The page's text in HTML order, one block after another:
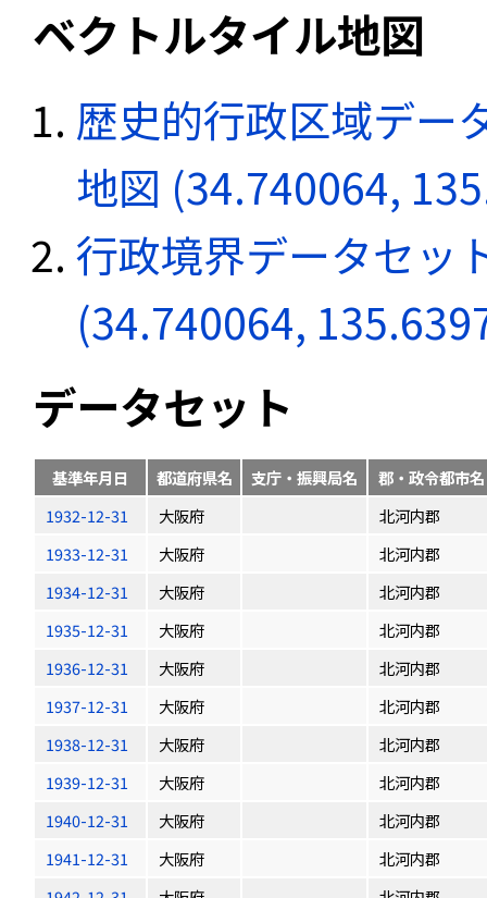
ベクトルタイル地図
歴史的行政区域デー
地図 (34.740064,
行政境界データセッ
(34.740064,
データセット
基準年月日 都道府県名 支庁・振興局名
郡・政令都市名
1932-12-31
大阪府
北河内郡
1933-12-31
大阪府
北河内郡
1934-12-31
大阪府
北河内郡
1935-12-31
大阪府
北河内郡
1936-12-31
大阪府
北河内郡
1937-12-31
大阪府
北河内郡
1938-12-31
大阪府
北河内郡
1939-12-31
大阪府
北河内郡
1940-12-31
大阪府
北河内郡
1941-12-31
大阪府
北河内郡